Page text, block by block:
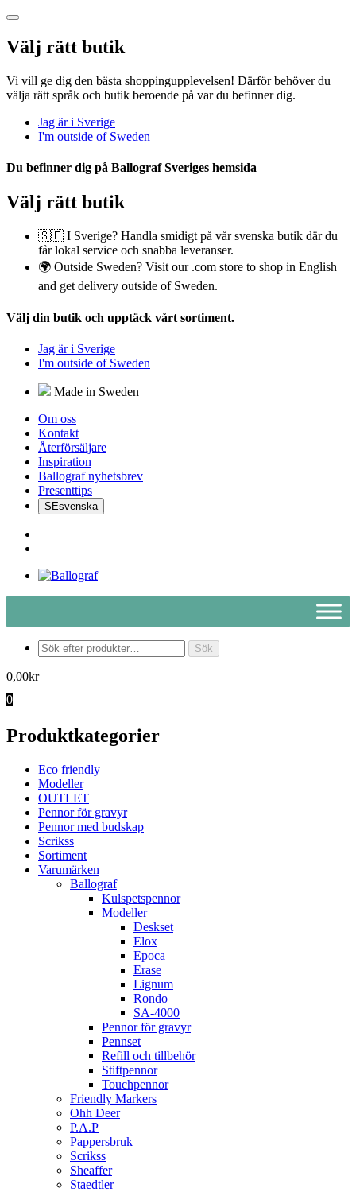
Välj rätt butik
Vi vill ge dig den bästa shoppingupplevelsen! Därför behöver du
välja rätt språk och butik beroende på var du befinner dig.
Jag är i Sverige
I'm outside of Sweden
Du befinner dig på Ballograf Sveriges hemsida
Välj rätt butik
🇸🇪 I Sverige? Handla smidigt på vår svenska butik där du
får lokal service och snabba leveranser.
🌍 Outside Sweden? Visit our .com store to shop in English
and get delivery outside of Sweden.
Välj din butik och upptäck vårt sortiment.
Jag är i Sverige
I'm outside of Sweden
Made in Sweden
Om oss
Kontakt
Återförsäljare
Inspiration
Ballograf nyhetsbrev
Presenttips
SEsvenska
Produktsökning Sök
0,00kr
0
Produktkategorier
Eco friendly
Modeller
OUTLET
Pennor för gravyr
Pennor med budskap
Scrikss
Sortiment
Varumärken
Ballograf
Kulspetspennor
Modeller
Deskset
Elox
Epoca
Erase
Lignum
Rondo
SA-4000
Pennor för gravyr
Pennset
Refill och tillbehör
Stiftpennor
Touchpennor
Friendly Markers
Ohh Deer
P.A.P
Pappersbruk
Scrikss
Sheaffer
Staedtler